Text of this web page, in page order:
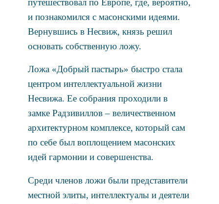
и познакомился с масонскими идеями.
Вернувшись в Несвиж, князь решил
основать собственную ложу.
Ложа «Добрый пастырь» быстро стала
центром интеллектуальной жизни
Несвижа. Ее собрания проходили в
замке Радзивиллов – величественном
архитектурном комплексе, который сам
по себе был воплощением масонских
идей гармонии и совершенства.
Среди членов ложи были представители
местной элиты, интеллектуалы и деятели